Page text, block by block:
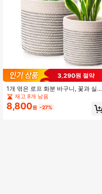
3,290원 절약
1개 엮은 로프 화분 바구니, 꽃과 실내
식물용, 모던한 홈 데코레이션 수납 바
구니 화분 바구니
재고 8개 남음
8,800원 -27%